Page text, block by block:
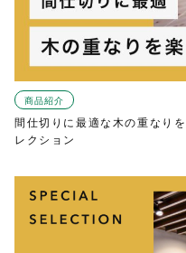
商品紹介
間仕切りに最適な木の重なり
レクション